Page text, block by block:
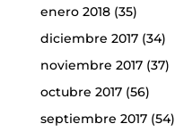
enero 2018(35)
diciembre 2017(34)
noviembre 2017(37)
octubre 2017(56)
septiembre 2017(54)